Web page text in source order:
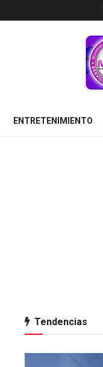
ENTRETENIMIENTO
Tendencias